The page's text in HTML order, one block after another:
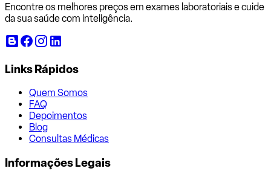
Encontre os melhores preços em exames laboratoriais e cuide
da sua saúde com inteligência.
Links Rápidos
Quem Somos
FAQ
Depoimentos
Blog
Consultas Médicas
Informações Legais